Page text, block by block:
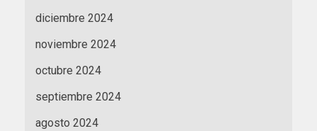
diciembre 2024
noviembre 2024
octubre 2024
septiembre 2024
agosto 2024